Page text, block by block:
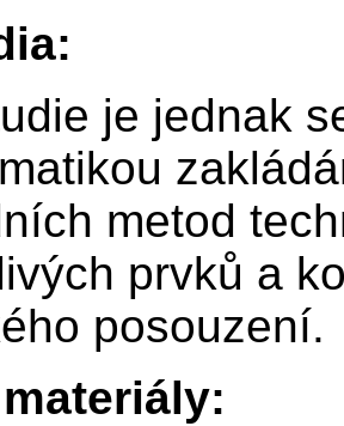
je jednak
metod
prvků a
posouzení.